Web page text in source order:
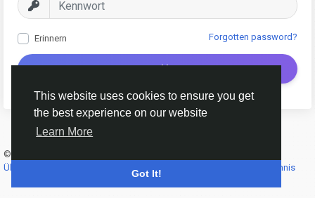
This website uses cookies to ensure you get
the best experience on our website
Learn More
Got It!
Erinnern Forgotten password?
© 2026 AnimeSocial.SU - Первая аниме сеть!
Über
Datenschutz Kontaktieren Sie uns Verzeichnis